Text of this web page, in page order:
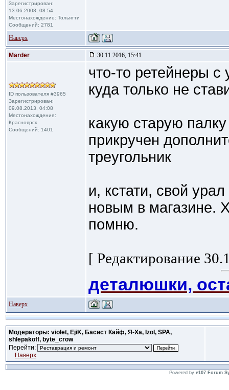
Зарегистрирован:
13.06.2008, 08:54
Местонахождение: Тольятти
Сообщений: 2781
Наверх
Marder 30.11.2016, 15:41
ID пользователя #3965
Зарегистрирован:
09.08.2013, 04:08
Местонахождение:
Красноярск
Сообщений: 1401
что-то ретейнеры
куда только не
какую старую
прикручен
треугольник
и, кстати, свой
новым в магазине.
помню.
[ Редактирование
деталюшки,
Наверх
Модераторы: violet, EjiK, Басист Кайф, Я-Ха, Izol, SPA,
shlepakoff, byte_crow
Перейти:
Наверх
Powered by e107 Forum